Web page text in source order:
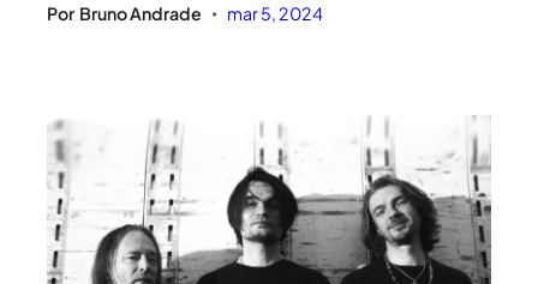
Por Bruno Andrade • mar 5, 2024